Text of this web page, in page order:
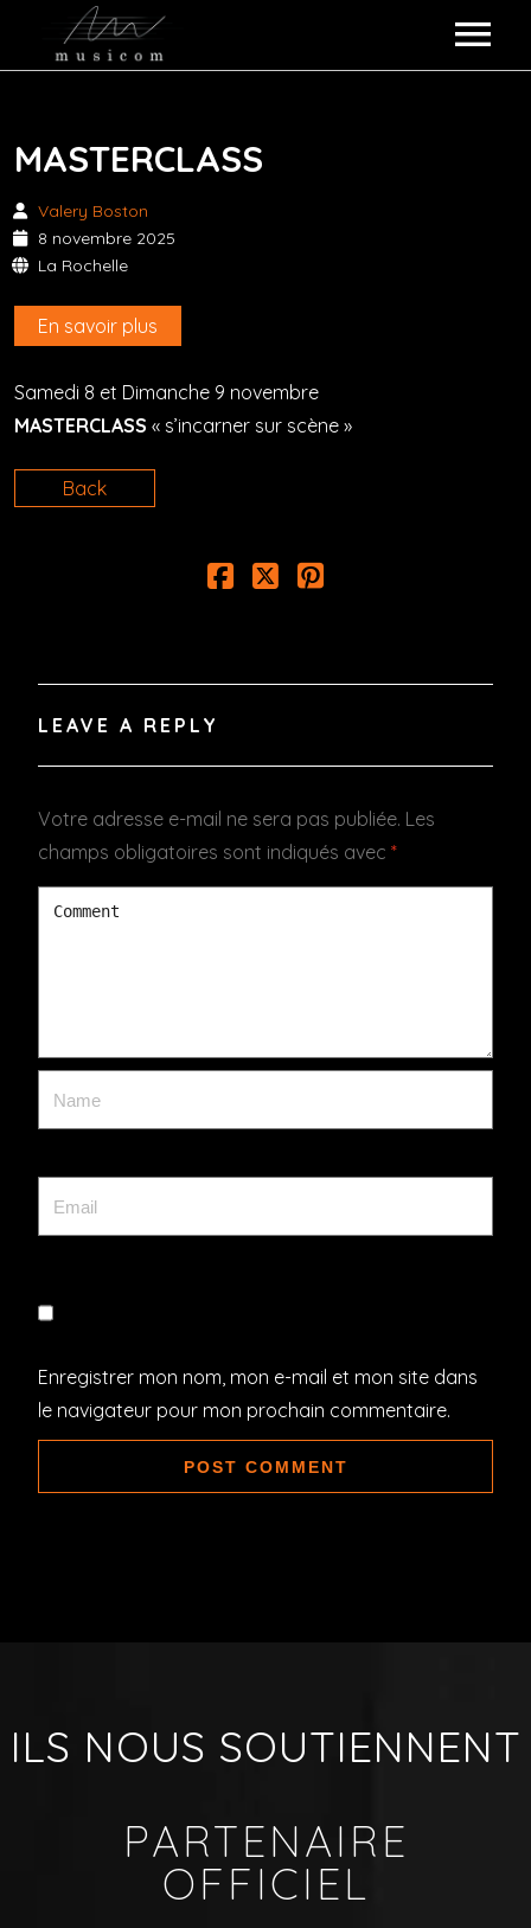
KOKO LOKO
ZUZA
COLLABORATIONS
REVUE DE PRESSE
MASTERCLASS
Valery Boston
8 novembre 2025
La Rochelle
En savoir plus
Samedi 8 et Dimanche 9 novembre
MASTERCLASS « s’incarner sur scène »
Back
LEAVE A REPLY
Votre adresse e-mail ne sera pas publiée. Les
champs obligatoires sont indiqués avec *
Enregistrer mon nom, mon e-mail et mon site dans
le navigateur pour mon prochain commentaire.
ILS NOUS SOUTIENNENT
PARTENAIRE
OFFICIEL